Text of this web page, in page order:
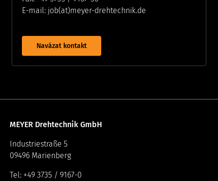
E-mail: job(at)meyer-drehtechnik.de
Navázat kontakt
MEYER Drehtechnik GmbH
Industriestraße 5
09496 Marienberg
Tel: +49 3735 / 9167-0